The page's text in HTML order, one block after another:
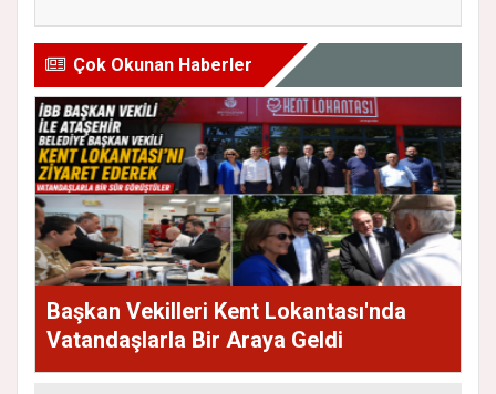
Çok Okunan Haberler
Başkan Vekilleri Kent Lokantası'nda
Vatandaşlarla Bir Araya Geldi